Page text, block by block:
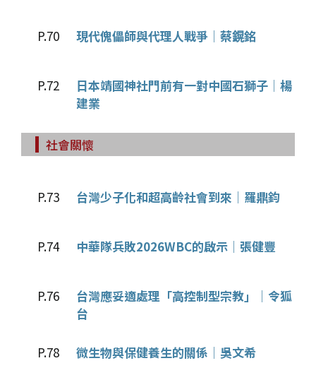
P.70 現代傀儡師與代理人戰爭│蔡鎤銘
P.72
日本靖國神社門前有一對中國石獅子│楊
建業
社會關懷
P.73 台灣少子化和超高齡社會到來│羅鼎鈞
P.74 中華隊兵敗2026WBC的啟示│張健豐
P.76
台灣應妥適處理「高控制型宗教」│令狐
台
P.78 微生物與保健養生的關係│吳文希